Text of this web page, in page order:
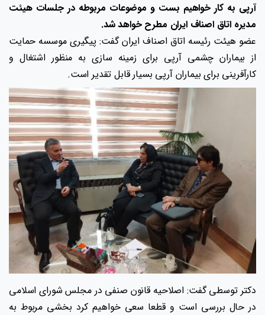
آرپی به کار خواهیم بست و موضوعات مربوطه در جلسات هیئت
مدیره اتاق اصناف ایران مطرح خواهد شد.
عضو هیئت رئیسه اتاق اصناف ایران گفت: پیگیری موسسه حمایت
از بیماران چشمی آرپی برای زمینه سازی به منظور اشتغال و
کارآفرینی برای بیماران آرپی بسیار قابل تقدیر است.
دکتر توسطی گفت: اصلاحیه قانون صنفی در مجلس شورای اسلامی
در حال بررسی است و قطعا سعی خواهیم کرد بخشی مربوط به